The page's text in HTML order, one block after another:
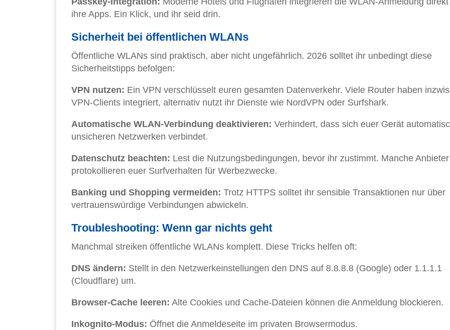
ihre Apps. Ein Klick, und ihr seid drin.
Sicherheit bei öffentlichen WLANs
Öffentliche WLANs sind praktisch, aber nicht ungefährlich. 2026 solltet ihr unbedingt diese
Sicherheitstipps befolgen:
VPN nutzen: Ein VPN verschlüsselt euren gesamten Datenverkehr. Viele Router haben
VPN-Clients integriert, alternativ nutzt ihr Dienste wie NordVPN oder Surfshark.
Automatische WLAN-Verbindung deaktivieren: Verhindert, dass sich euer Gerät
unsicheren Netzwerken verbindet.
Datenschutz beachten: Lest die Nutzungsbedingungen, bevor ihr zustimmt. Manche Anbieter
protokollieren euer Surfverhalten für Werbezwecke.
Banking und Shopping vermeiden: Trotz HTTPS solltet ihr sensible Transaktionen nur über
vertrauenswürdige Verbindungen abwickeln.
Troubleshooting: Wenn gar nichts geht
Manchmal streiken öffentliche WLANs komplett. Diese Tricks helfen oft:
DNS ändern: Stellt in den Netzwerkeinstellungen den DNS auf 8.8.8.8 (Google) oder 1.1.1.1
(Cloudflare) um.
Browser-Cache leeren: Alte Cookies und Cache-Dateien können die Anmeldung blockieren.
Inkognito-Modus: Öffnet die Anmeldeseite im privaten Browsermodus.